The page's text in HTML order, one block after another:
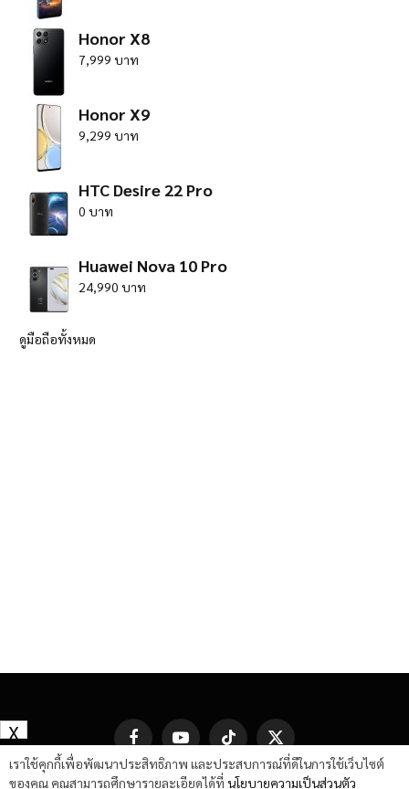
Honor X8
7,999 บาท
Honor X9
9,299 บาท
HTC Desire 22 Pro
0 บาท
Huawei Nova 10 Pro
24,990 บาท
ดูมือถือทั้งหมด
FacebookYouTube TikTok
X
(Twitter)
เราใช้คุกกี้เพื่อพัฒนาประสิทธิภาพ และประสบการณ์ที่ดีในการใช้เว็บไซต์
ของคุณ คุณสามารถศึกษารายละเอียดได้ที่ นโยบายความเป็นส่วนตัว
X